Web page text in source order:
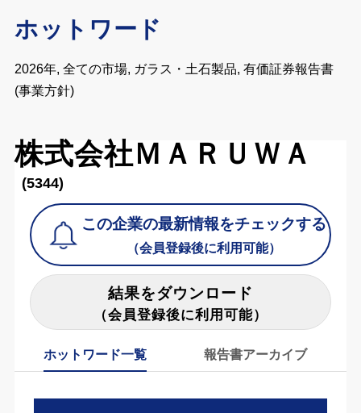
ホットワード
2026年, 全ての市場, ガラス・土石製品, 有価証券報告書
(事業方針)
株式会社ＭＡＲＵＷＡ
(5344)
この企業の最新情報をチェックする
（会員登録後に利用可能）
結果をダウンロード
（会員登録後に利用可能）
ホットワード一覧 報告書アーカイブ